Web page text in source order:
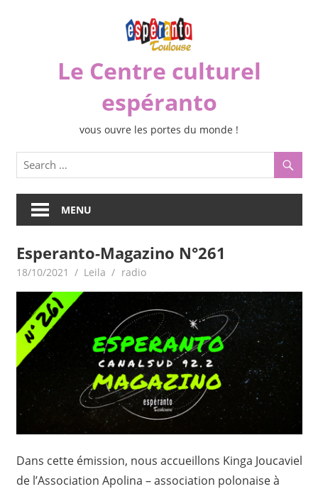
Le Centre culturel
espéranto
vous ouvre les portes du monde !
MENU
Esperanto-Magazino N°261
18/10/2021 Leila radio
Dans cette émission, nous accueillons Kinga Joucaviel
de l’Association Apolina – association polonaise à